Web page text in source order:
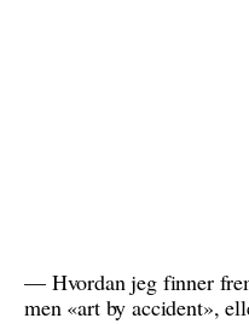
— Hvordan jeg finner
men «art by accident»,